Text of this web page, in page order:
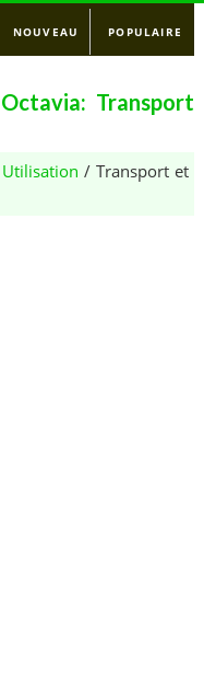
NOUVEAU POPULAIRE
Transport
Utilisation / Transport et